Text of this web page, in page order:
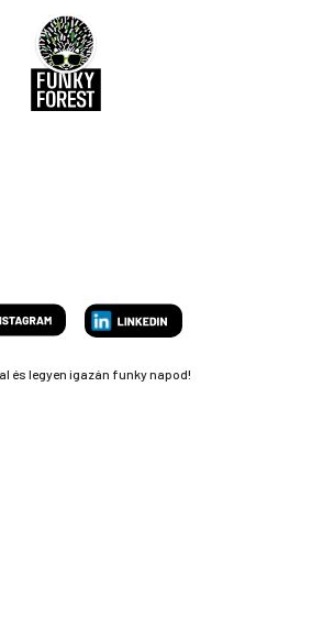
és legyen igazán funky napod!